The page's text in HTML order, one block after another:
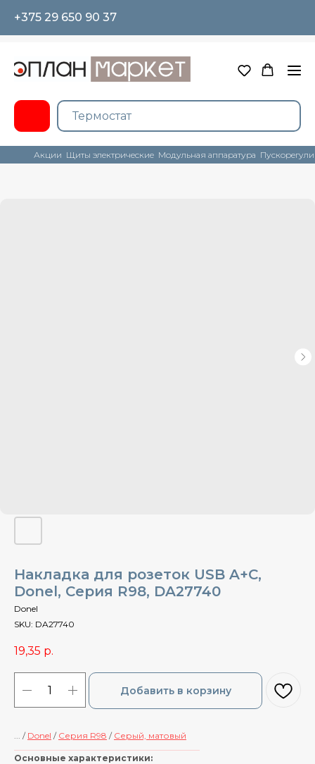
+375 29 650 90 37
Акции Щиты электрические Модульная аппаратура
Накладка для розеток USB A+C,
Donel, Cерия R98, DA27740
Donel
SKU: DA27740
19,35 р.
Добавить в корзину
... / Donel / Cерия R98 / Серый, матовый
Основные характеристики: